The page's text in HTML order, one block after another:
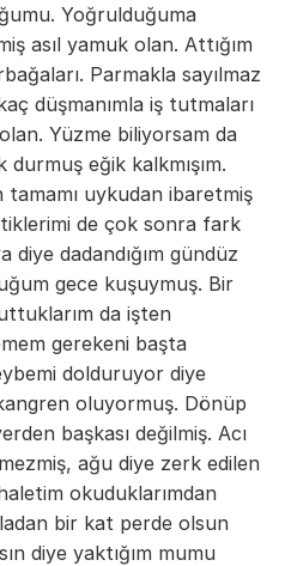
Yoğrulduğuma
asıl yamuk olan. Attığım
Parmakla sayılmaz
düşmanımla iş tutmaları
Yüzme biliyorsam da
durmuş eğik kalkmışım.
uykudan ibaretmiş
de çok sonra fark
dadandığım gündüz
gece kuşuymuş. Bir
da işten
gerekeni başta
dolduruyor diye
oluyormuş. Dönüp
başkası değilmiş. Acı
ağu diye zerk edilen
okuduklarımdan
bir kat perde olsun
diye yaktığım mumu